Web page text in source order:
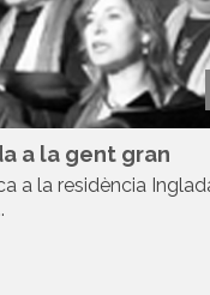
a la gent gran
a la residència